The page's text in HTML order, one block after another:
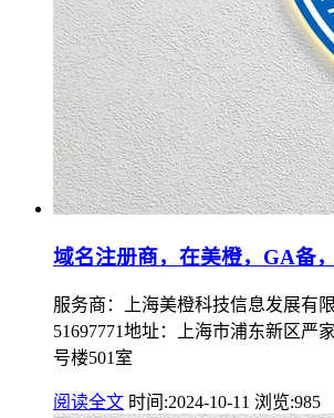
域名注册商，在美橙，GA备
服务商：上海美橙科技信息发展有
51697771地址：上海市浦东新区严
号楼501室
阅读全文 时间:2024-10-11 浏览:985